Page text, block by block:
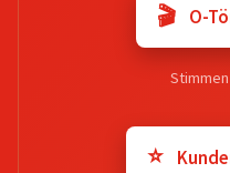
🎬 O-
⭐